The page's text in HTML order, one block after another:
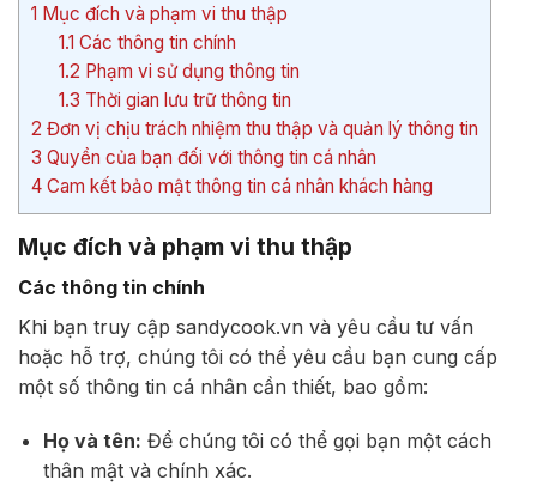
1 Mục đích và phạm vi thu thập
1.1 Các thông tin chính
1.2 Phạm vi sử dụng thông tin
1.3 Thời gian lưu trữ thông tin
2 Đơn vị chịu trách nhiệm thu thập và quản lý thông tin
3 Quyền của bạn đối với thông tin cá nhân
4 Cam kết bảo mật thông tin cá nhân khách hàng
Mục đích và phạm vi thu thập
Các thông tin chính
Khi bạn truy cập sandycook.vn và yêu cầu tư vấn
hoặc hỗ trợ, chúng tôi có thể yêu cầu bạn cung cấp
một số thông tin cá nhân cần thiết, bao gồm:
Họ và tên: Để chúng tôi có thể gọi bạn một cách
thân mật và chính xác.